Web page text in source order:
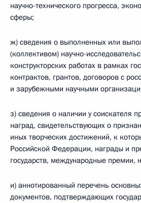
научно-технического прогресса,
сферы;
ж) сведения о выполненных или
(коллективом) научно-
конструкторских работах в рамках
контрактов, грантов, договоров с
и зарубежными научными
з) сведения о наличии у соискателя
наград, свидетельствующих о
иных творческих достижений, к
Российской Федерации, награды и
государств, международные премии,
и) аннотированный перечень
документов, подтверждающих